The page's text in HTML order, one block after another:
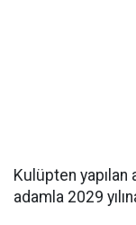
Kulüpten yapılan
adamla 2029